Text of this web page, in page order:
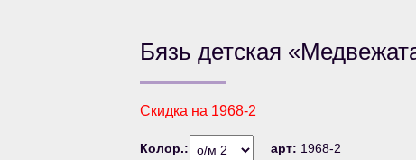
Бязь детская
Скидка на 1968-2
Колор.: арт: 1968-2